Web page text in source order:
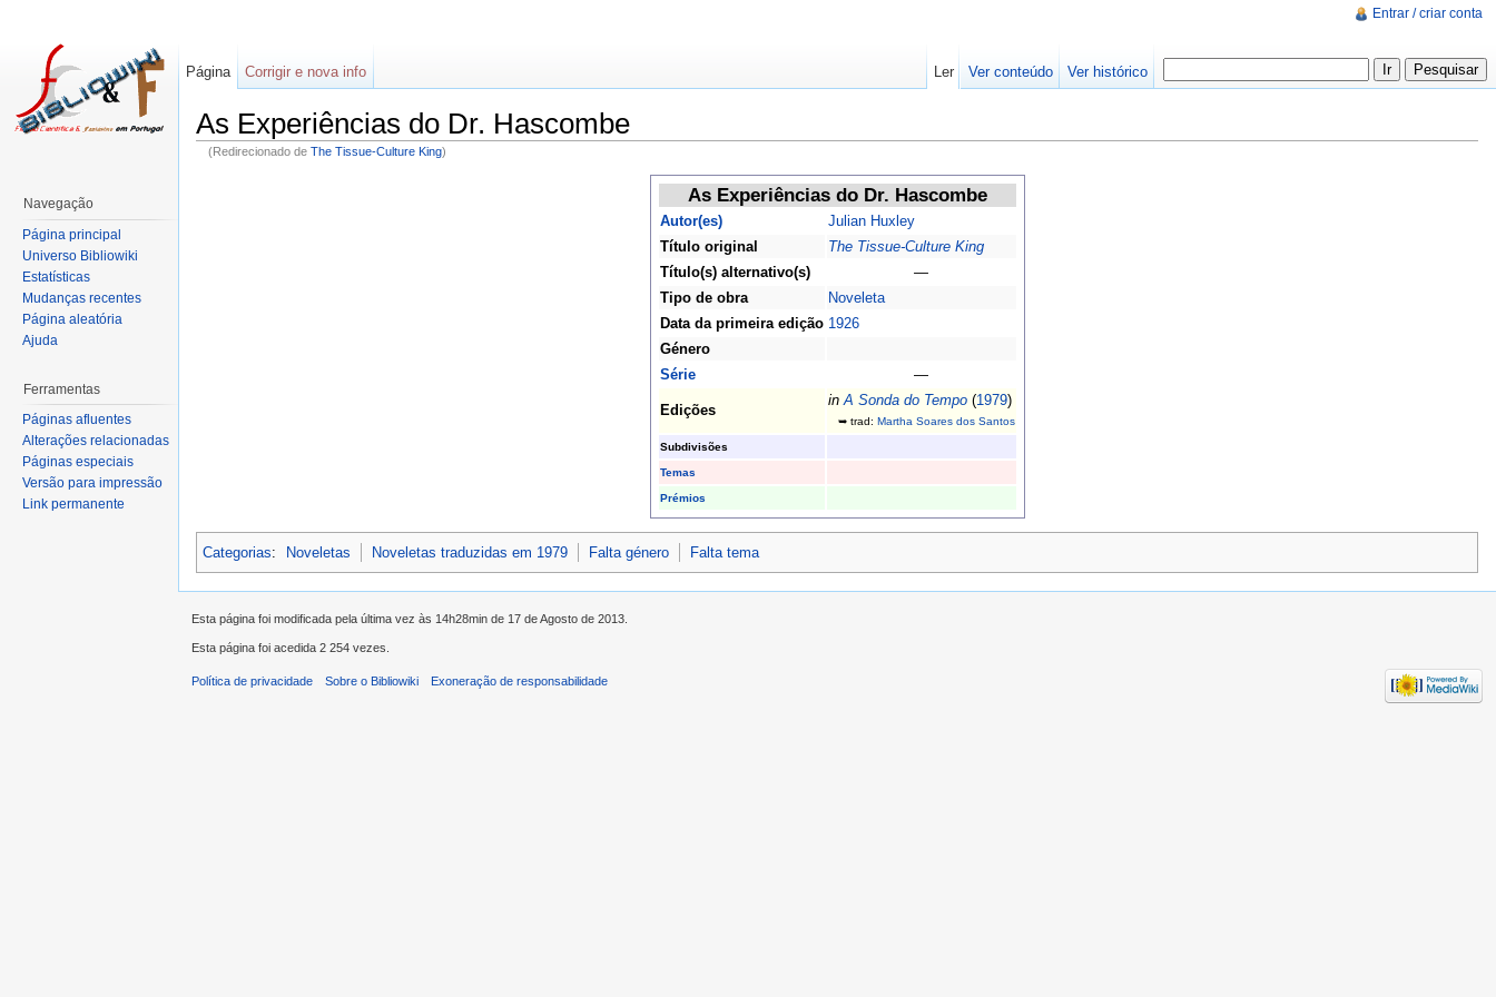
As Experiências do Dr. Hascombe
(Redirecionado de The Tissue-Culture King)
As Experiências do Dr. Hascombe
Autor(es)
Julian Huxley
Título original
The Tissue-Culture King
Título(s) alternativo(s)
—
Tipo de obra
Noveleta
Data da primeira edição 1926
Género
Série
—
Edições
in A Sonda do Tempo(1979)
➥ trad: Martha Soares dos Santos
Subdivisões
Temas
Prémios
Categorias: Noveletas Noveletas traduzidas em 1979 Falta género Falta tema
Entrar / criar conta
Página Corrigir e nova info Ler Ver conteúdo Ver histórico
Navegação
Página principal
Universo Bibliowiki
Estatísticas
Mudanças recentes
Página aleatória
Ajuda
Ferramentas
Páginas afluentes
Alterações relacionadas
Páginas especiais
Versão para impressão
Link permanente
Esta página foi modificada pela última vez às 14h28min de 17 de Agosto de 2013.
Esta página foi acedida 2 254 vezes.
Política de privacidade Sobre o Bibliowiki Exoneração de responsabilidade